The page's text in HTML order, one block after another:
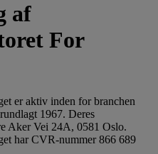
af
For
er aktiv inden for branchen
1967. Deres
Aker Vei 24A, 0581 Oslo.
har CVR-nummer 866 689